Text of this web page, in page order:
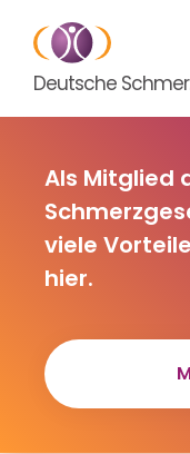
Deutsche
Als Mitglied
viele
hier.